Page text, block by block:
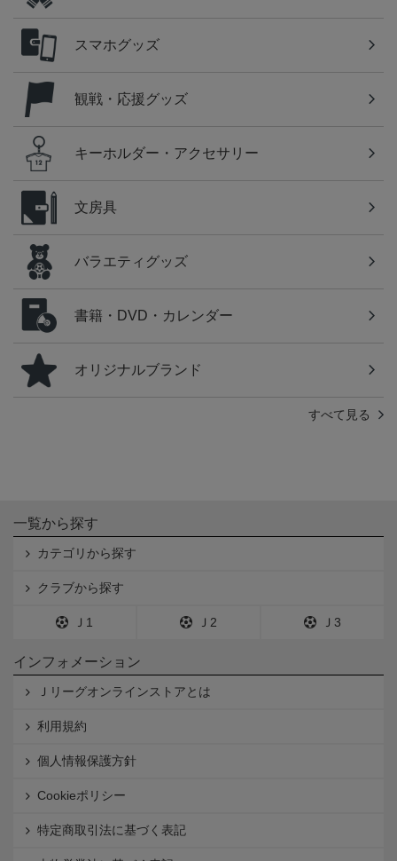
スマホグッズ
観戦・応援グッズ
キーホルダー・アクセサリー
文房具
バラエティグッズ
書籍・DVD・カレンダー
オリジナルブランド
すべて見る
一覧から探す
カテゴリから探す
クラブから探す
Ｊ1 Ｊ2 Ｊ3
インフォメーション
Ｊリーグオンラインストアとは
利用規約
個人情報保護方針
Cookieポリシー
特定商取引法に基づく表記